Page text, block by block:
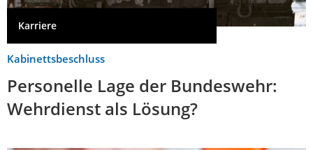
Karriere
Kabinettsbeschluss
Personelle Lage der Bundeswehr:
Wehrdienst als Lösung?